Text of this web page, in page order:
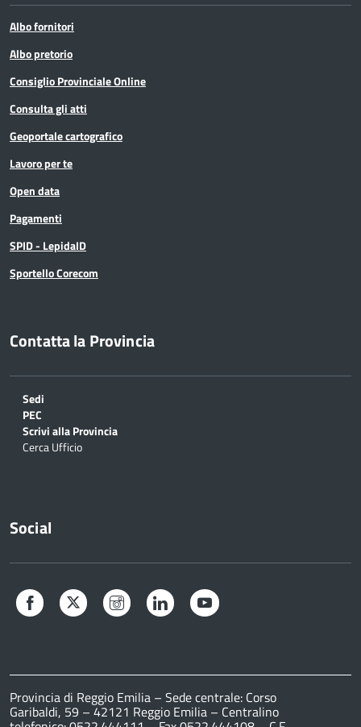
Albo fornitori
Albo pretorio
Consiglio Provinciale Online
Consulta gli atti
Geoportale cartografico
Lavoro per te
Open data
Pagamenti
SPID - LepidaID
Sportello Corecom
Contatta la Provincia
Sedi
PEC
Scrivi alla Provincia
Cerca Ufficio
Social
Facebook Twitter Instagram LinkedIn
Provincia di Reggio Emilia – Sede centrale: Corso
Garibaldi, 59 – 42121 Reggio Emilia – Centralino